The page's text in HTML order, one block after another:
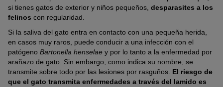
si tienes gatos de exterior y niños pequeños, desparasites a los
felinos con regularidad.
Si la saliva del gato entra en contacto con una pequeña herida,
en casos muy raros, puede conducir a una infección con el
patógeno Bartonella henselae y por lo tanto a la enfermedad por
arañazo de gato. Sin embargo, como indica su nombre, se
transmite sobre todo por las lesiones por rasguños. El riesgo de
que el gato transmita enfermedades a través del lamido es